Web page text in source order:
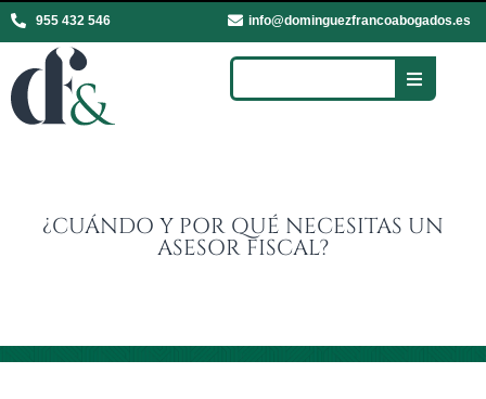
955 432 546 info@dominguezfrancoabogados.es
¿CUÁNDO Y POR QUÉ NECESITAS UN
ASESOR FISCAL?